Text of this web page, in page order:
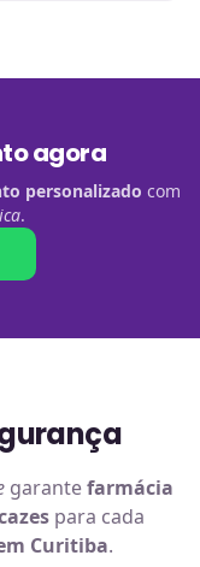
agora
personalizado com
.
garantefarmácia
para cada
Curitiba.